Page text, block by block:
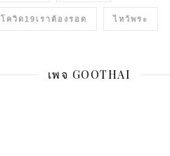
โควิด19เราต้องรอด ไหว้พระ
เพจ GOOTHAI